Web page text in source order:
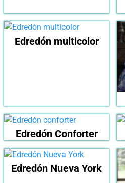
Edredón multicolor
Edredón Conforter
Edredón Nueva York